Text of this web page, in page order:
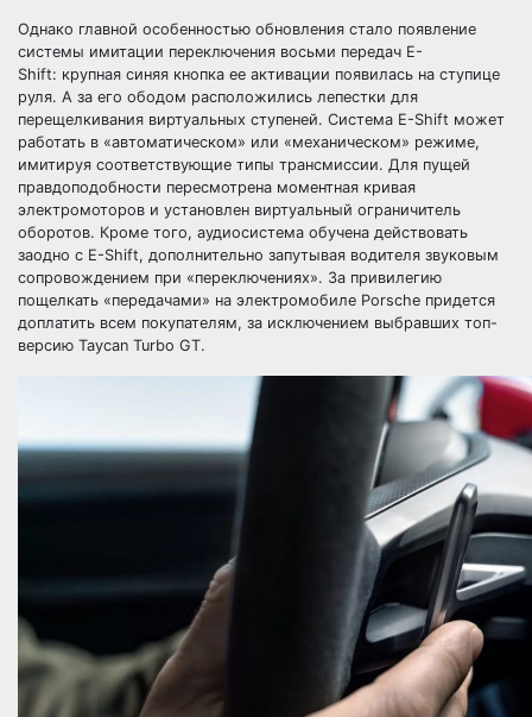
Однако главной особенностью обновления стало появление
системы имитации переключения восьми передач E-
Shift: крупная синяя кнопка ее активации появилась на ступице
руля. А за его ободом расположились лепестки для
перещелкивания виртуальных ступеней. Система E-Shift может
работать в «автоматическом» или «механическом» режиме,
имитируя соответствующие типы трансмиссии. Для пущей
правдоподобности пересмотрена моментная кривая
электромоторов и установлен виртуальный ограничитель
оборотов. Кроме того, аудиосистема обучена действовать
заодно с E-Shift, дополнительно запутывая водителя звуковым
сопровождением при «переключениях». За привилегию
пощелкать «передачами» на электромобиле Porsche придется
доплатить всем покупателям, за исключением выбравших топ-
версию Taycan Turbo GT.